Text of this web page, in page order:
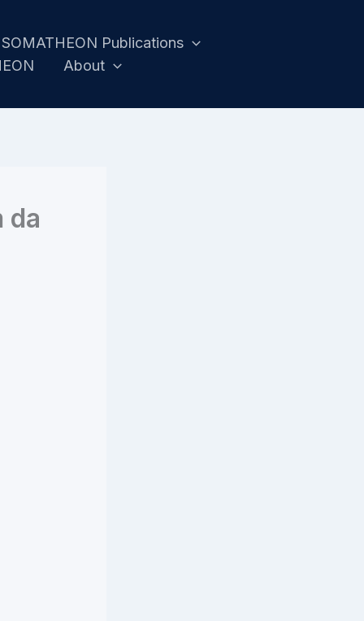
SOMATHEON Publications
About
da